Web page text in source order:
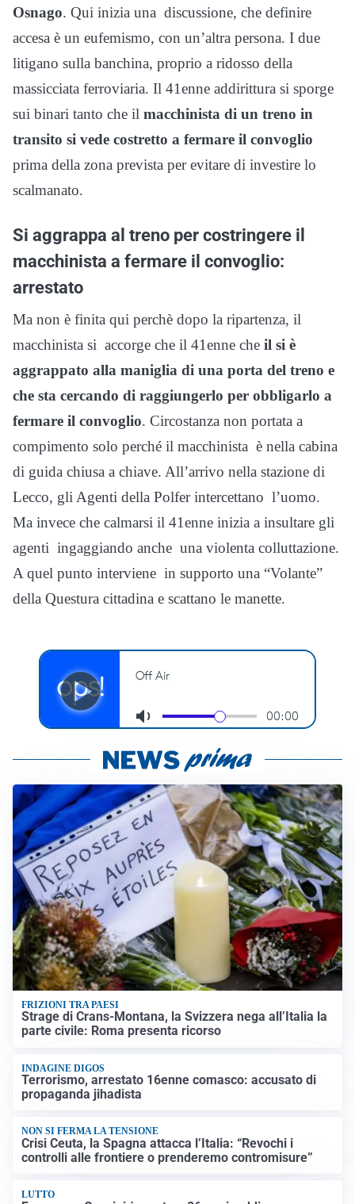
Osnago. Qui inizia una discussione, che definire
accesa è un eufemismo, con un’altra persona. I due
litigano sulla banchina, proprio a ridosso della
massicciata ferroviaria. Il 41enne addirittura si sporge
sui binari tanto che il macchinista di un treno in
transito si vede costretto a fermare il convoglio
prima della zona prevista per evitare di investire lo
scalmanato.
Si aggrappa al treno per costringere il
macchinista a fermare il convoglio:
arrestato
Ma non è finita qui perchè dopo la ripartenza, il
macchinista si accorge che il 41enne che il si è
aggrappato alla maniglia di una porta del treno e
che sta cercando di raggiungerlo per obbligarlo a
fermare il convoglio. Circostanza non portata a
compimento solo perché il macchinista è nella cabina
di guida chiusa a chiave. All’arrivo nella stazione di
Lecco, gli Agenti della Polfer intercettano l’uomo.
Ma invece che calmarsi il 41enne inizia a insultare gli
agenti ingaggiando anche una violenta colluttazione.
A quel punto interviene in supporto una “Volante”
della Questura cittadina e scattano le manette.
FRIZIONI TRA PAESI
Strage di Crans-Montana, la Svizzera nega all’Italia la
parte civile: Roma presenta ricorso
INDAGINE DIGOS
Terrorismo, arrestato 16enne comasco: accusato di
propaganda jihadista
NON SI FERMA LA TENSIONE
Crisi Ceuta, la Spagna attacca l’Italia: “Revochi i
controlli alle frontiere o prenderemo contromisure”
LUTTO